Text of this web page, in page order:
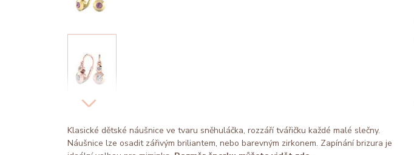
Klasické dětské náušnice ve tvaru sněhuláčka, rozzáří tvářičku každé malé slečny.
Náušnice lze osadit zářivým briliantem, nebo barevným zirkonem. Zapínání brizura je